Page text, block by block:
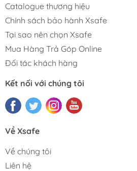
Catalogue thương hiệu
Chính sách bảo hành Xsafe
Tại sao nên chọn Xsafe
Mua Hàng Trả Góp Online
Đối tác khách hàng
Kết nối với chúng tôi
Về Xsafe
Về chúng tôi
Liên hệ